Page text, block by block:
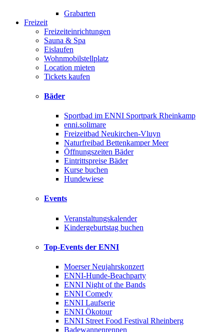
Grabarten
Freizeit
Freizeiteinrichtungen
Sauna & Spa
Eislaufen
Wohnmobilstellplatz
Location mieten
Tickets kaufen
Bäder
Sportbad im ENNI Sportpark Rheinkamp
enni.solimare
Freizeitbad Neukirchen-Vluyn
Naturfreibad Bettenkamper Meer
Öffnungszeiten Bäder
Eintrittspreise Bäder
Kurse buchen
Hundewiese
Events
Veranstaltungskalender
Kindergeburtstag buchen
Top-Events der ENNI
Moerser Neujahrskonzert
ENNI-Hunde-Beachparty
ENNI Night of the Bands
ENNI Comedy
ENNI Laufserie
ENNI Ökotour
ENNI Street Food Festival Rheinberg
Badewannenrennen